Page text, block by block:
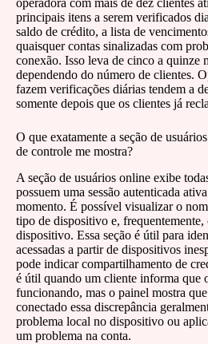
operadora com mais de dez clientes
principais itens a serem verificados
saldo de crédito, a lista de
quaisquer contas sinalizadas com
conexão. Isso leva de cinco a quinze
dependendo do número de clientes.
fazem verificações diárias tendem a
somente depois que os clientes já
O que exatamente a seção de
de controle me mostra?
A seção de usuários online exibe
possuem uma sessão autenticada
momento. É possível visualizar o
tipo de dispositivo e,
dispositivo. Essa seção é útil para
acessadas a partir de dispositivos
pode indicar compartilhamento de
é útil quando um cliente informa que
funcionando, mas o painel mostra que
conectado essa discrepância
problema local no dispositivo ou
um problema na conta.